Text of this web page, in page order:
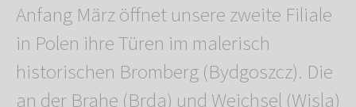
Anfang März öffnet unsere zweite Filiale
in Polen ihre Türen im malerisch
historischen Bromberg (Bydgoszcz). Die
an der Brahe (Brda) und Weichsel (Wisla)